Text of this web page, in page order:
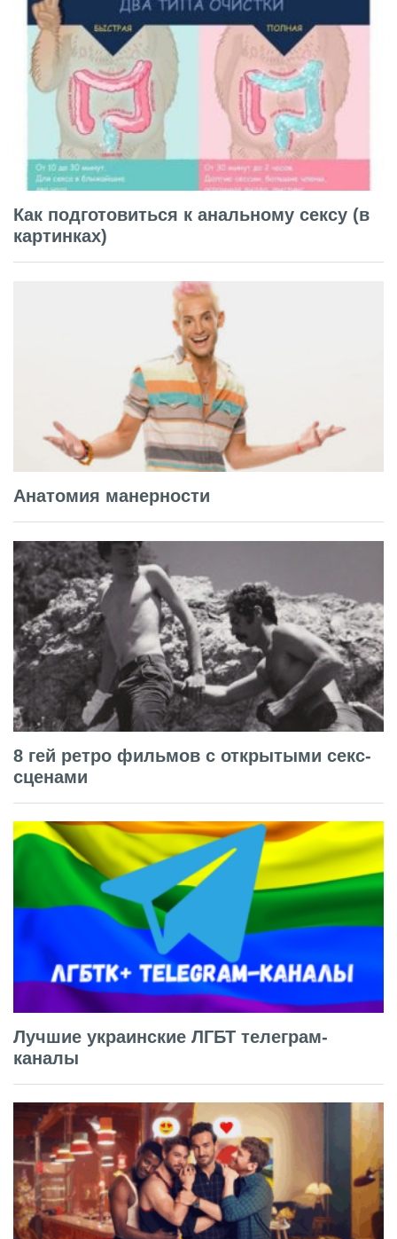
Как подготовиться к анальному сексу (в
картинках)
Анатомия манерности
8 гей ретро фильмов с открытыми секс-
сценами
Лучшие украинские ЛГБТ телеграм-
каналы